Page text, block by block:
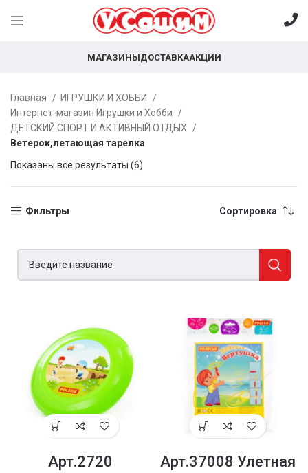
МАГАЗИНЫДОСТАВКААКЦИИ
Главная
ИГРУШКИ И ХОББИ
Интернет-магазин Игрушки и Хобби
ДЕТСКИЙ СПОРТ И АКТИВНЫЙ ОТДЫХ
Ветерок,летающая тарелка
Показаны все результаты (6)
Фильтры Сортировка
Арт.2720
Арт.37008 Улетная